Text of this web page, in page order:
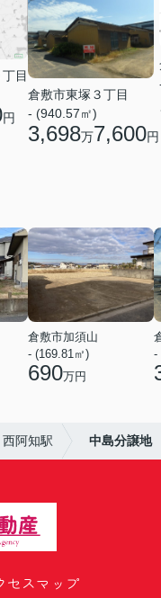
目
円
倉敷市東塚３丁目
- (940.57㎡)
3,698万7,600円
倉敷市加須山
- (169.81㎡)
690万円
-
西阿知駅 中島分譲地
セスマップ